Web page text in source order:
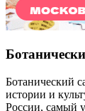
Ботанический
истории и
России, самый